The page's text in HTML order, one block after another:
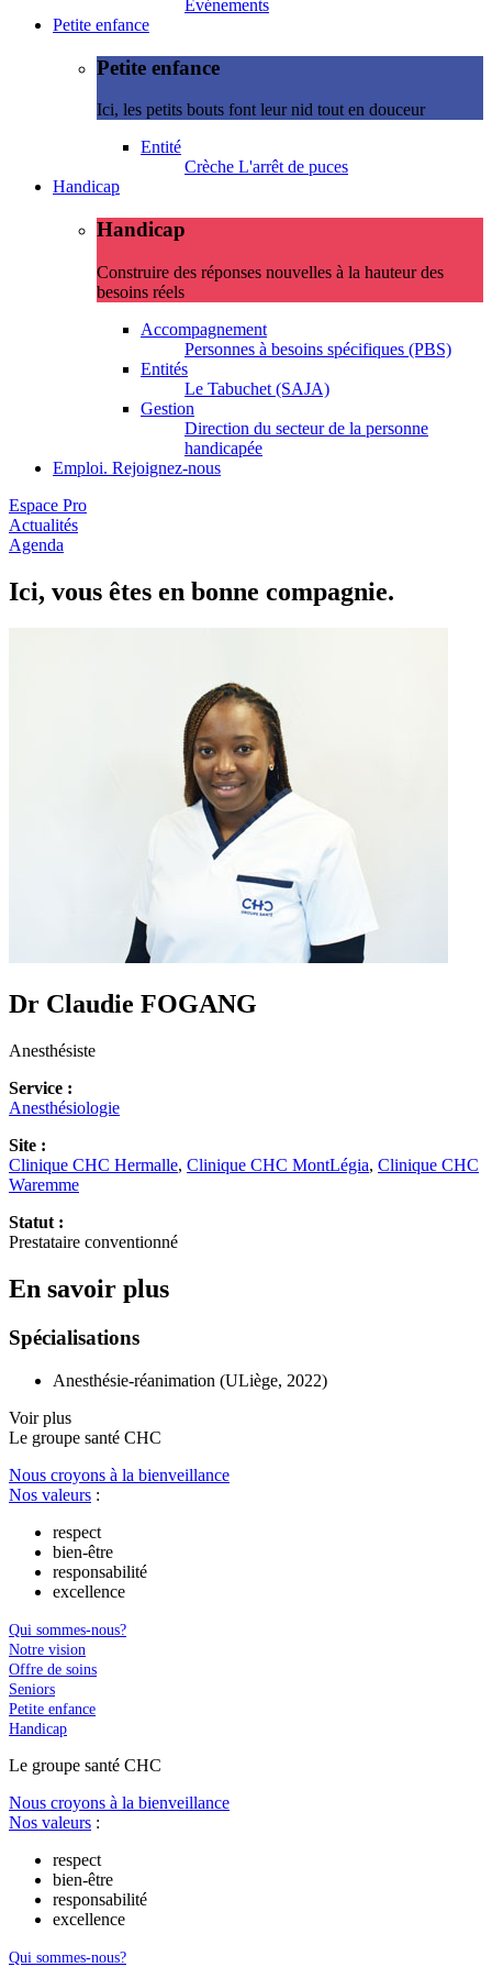
Evénements
Petite enfance
Petite enfance
Ici, les petits bouts font leur nid tout en douceur
Entité
Crèche L'arrêt de puces
Handicap
Handicap
Construire des réponses nouvelles à la hauteur des
besoins réels
Accompagnement
Personnes à besoins spécifiques (PBS)
Entités
Le Tabuchet (SAJA)
Gestion
Direction du secteur de la personne
handicapée
Emploi. Rejoignez-nous
Espace Pro
Actualités
Agenda
Ici, vous êtes en bonne compagnie.
Dr Claudie FOGANG
Anesthésiste
Service :
Anesthésiologie
Site :
Clinique CHC Hermalle, Clinique CHC MontLégia, Clinique CHC
Waremme
Statut :
Prestataire conventionné
En savoir plus
Spécialisations
Anesthésie-réanimation (ULiège, 2022)
Voir plus
Le groupe santé CHC
Nous croyons à la bienveillance
Nos valeurs :
respect
bien-être
responsabilité
excellence
Qui sommes-nous?
Notre vision
Offre de soins
Seniors
Petite enfance
Handicap
Le groupe santé CHC
Nous croyons à la bienveillance
Nos valeurs :
respect
bien-être
responsabilité
excellence
Qui sommes-nous?